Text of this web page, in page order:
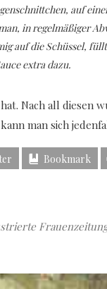
auf
in regelmäßiger
auf die Schüssel,
extra dazu.
Nach all diesen
man sich
Bookmark